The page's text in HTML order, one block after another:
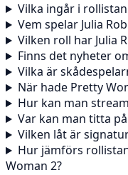
Vilka ingår i
Vem spelar Julia
Vilken roll har Julia
Finns det nyheter
Vilka är
När hade Pretty
Hur kan man
Var kan man titta
Vilken låt är
Hur jämförs
Woman 2?